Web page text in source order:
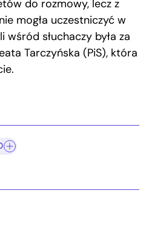
do rozmowy, lecz z
mogła uczestniczyć w
słuchaczy była za
Tarczyńska (PiS), która